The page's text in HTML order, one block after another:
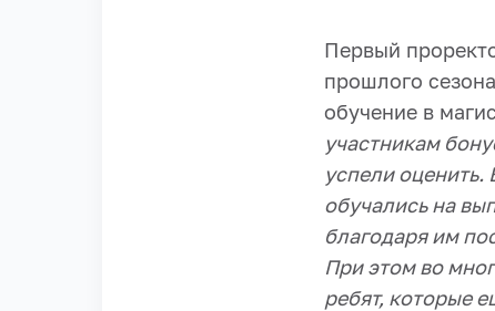
Первый
прошлого
обучение в
участникам
успели оценить.
обучались на
благодаря им
При этом во
ребят, которые